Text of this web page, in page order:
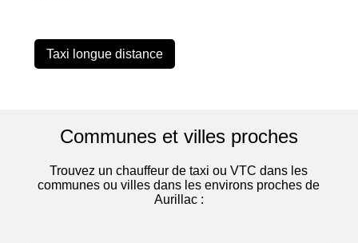
Taxi longue distance
Communes et villes proches
Trouvez un chauffeur de taxi ou VTC dans les
communes ou villes dans les environs proches de
Aurillac :